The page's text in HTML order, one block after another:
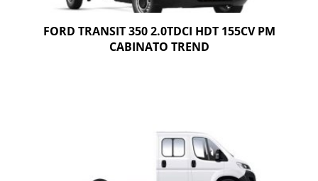
FORD TRANSIT 350 2.0TDCI HDT 155CV PM
CABINATO TREND